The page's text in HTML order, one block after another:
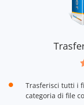
Trasferisci tutti i
categoria di file